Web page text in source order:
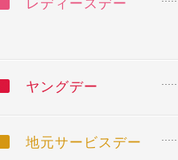
レディースデー
ヤングデー
地元サービスデー